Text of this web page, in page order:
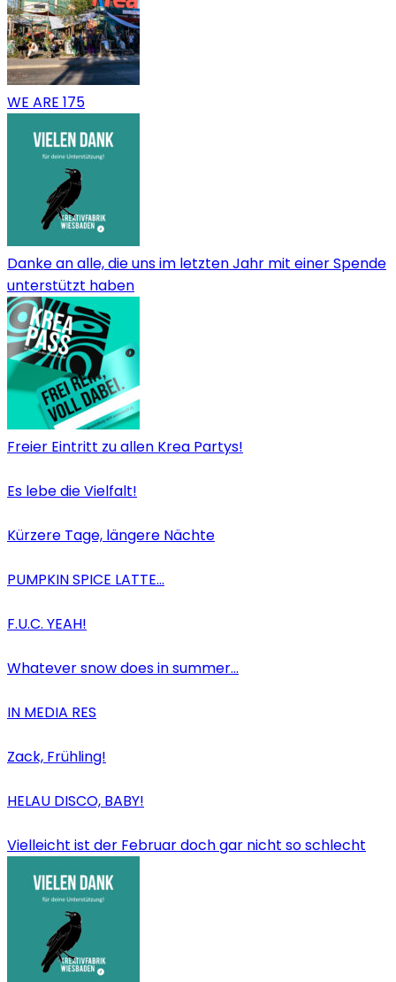
WE ARE 175
Danke an alle, die uns im letzten Jahr mit einer Spende
unterstützt haben
Freier Eintritt zu allen Krea Partys!
Es lebe die Vielfalt!
Kürzere Tage, längere Nächte
PUMPKIN SPICE LATTE…
F.U.C. YEAH!
Whatever snow does in summer…
IN MEDIA RES
Zack, Frühling!
HELAU DISCO, BABY!
Vielleicht ist der Februar doch gar nicht so schlecht